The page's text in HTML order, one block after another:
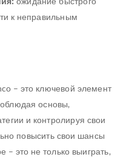
к неправильным
– это ключевой элемент
основы,
и контролируя свои
повысить свои шансы
– это не только выиграть,